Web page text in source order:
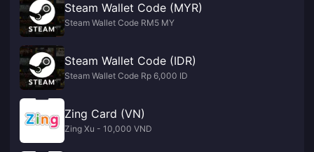
Steam Wallet Code (MYR)
Steam Wallet Code RM5 MY
Steam Wallet Code (IDR)
Steam Wallet Code Rp 6,000 ID
Zing Card (VN)
Zing Xu - 10,000 VND